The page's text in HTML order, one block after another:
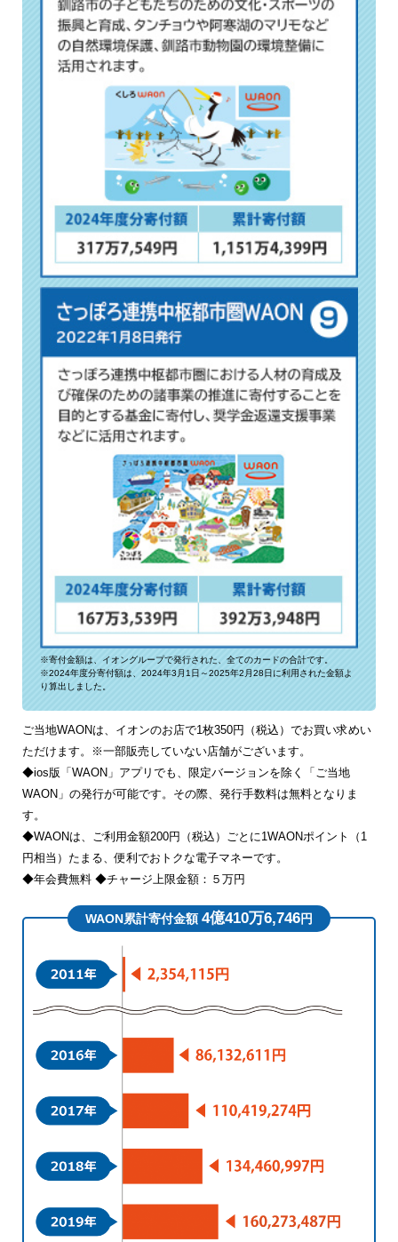
※寄付金額は、イオングループで発行された、全てのカードの合計です。
※2024年度分寄付額は、2024年3月1日～2025年2月28日に利用された金額よ
り算出しました。
ご当地WAONは、イオンのお店で1枚350円（税込）でお買い求めい
ただけます。※一部販売していない店舗がございます。
◆ios版「WAON」アプリでも、限定バージョンを除く「ご当地
WAON」の発行が可能です。その際、発行手数料は無料となりま
す。
◆WAONは、ご利用金額200円（税込）ごとに1WAONポイント（1
円相当）たまる、便利でおトクな電子マネーです。
◆年会費無料 ◆チャージ上限金額：５万円
WAON累計寄付金額4億410万6,746円